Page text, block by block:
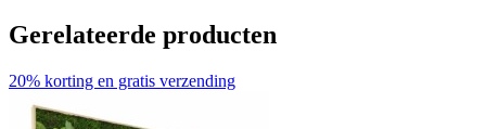
Gerelateerde producten
20% korting en gratis verzending